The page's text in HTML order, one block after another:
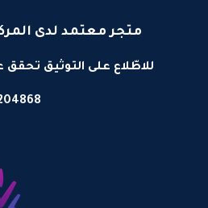
متجر معتمد لدى
للاطّلاع على التوثيق تحقق